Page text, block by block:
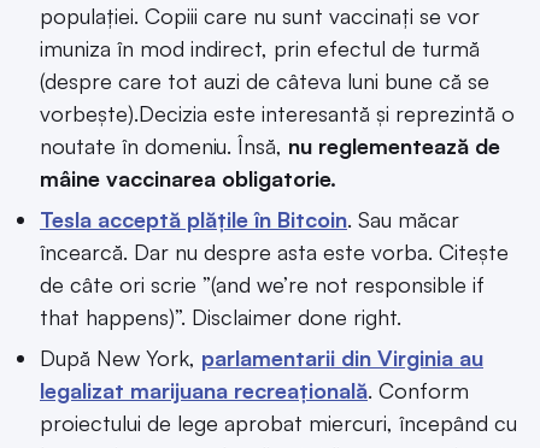
populației. Copiii care nu sunt vaccinați se vor
imuniza în mod indirect, prin efectul de turmă
(despre care tot auzi de câteva luni bune că se
vorbește).Decizia este interesantă și reprezintă o
noutate în domeniu. Însă, nu reglementează de
mâine vaccinarea obligatorie.
Tesla acceptă plățile în Bitcoin. Sau măcar
încearcă. Dar nu despre asta este vorba. Citește
de câte ori scrie ”(and we’re not responsible if
that happens)”. Disclaimer done right.
După New York, parlamentarii din Virginia au
legalizat marijuana recreațională. Conform
proiectului de lege aprobat miercuri, începând cu